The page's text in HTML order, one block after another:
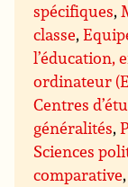
spécifiques,
classe,
l’éducation,
ordinateur
Centres
généralités,
Sciences
comparative,